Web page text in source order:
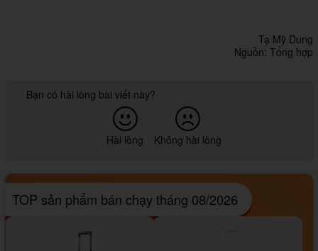
Tạ Mỹ Dung
Nguồn: Tổng hợp
Bạn có hài lòng bài viết này?
Hài lòng Không hài lòng
TOP sản phẩm bán chạy tháng 08/2026